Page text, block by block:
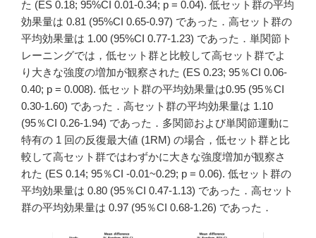
た (ES 0.18; 95%CI 0.01-0.34; p = 0.04). 低セット群の平均
効果量は 0.81 (95%CI 0.65-0.97) であった．高セット群の
平均効果量は 1.00 (95%CI 0.77-1.23) であった．単関節ト
レーニングでは，低セット群と比較して高セット群でよ
り大きな強度の増加が観察された (ES 0.23; 95％CI 0.06-
0.40; p = 0.008). 低セット群の平均効果量は0.95 (95％CI
0.30-1.60) であった．高セット群の平均効果量は 1.10
(95％CI 0.26-1.94) であった．多関節および単関節運動に
特有の 1 回の反復最大値 (1RM) の場合，低セット群と比
較して高セット群ではわずかに大きな強度増加が観察さ
れた (ES 0.14; 95％CI -0.01~0.29; p = 0.06). 低セット群の
平均効果量は 0.80 (95％CI 0.47-1.13) であった．高セット
群の平均効果量は 0.97 (95％CI 0.68-1.26) であった．